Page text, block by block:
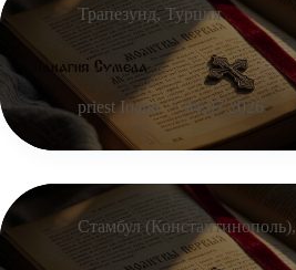
Трапезунд, Турция
Панагия Сумела
priest Ioann 04.07.2026
Стамбул (Константинополь),